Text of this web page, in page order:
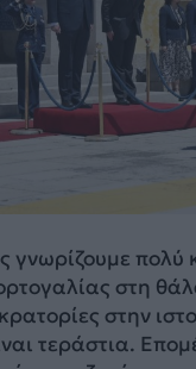
γνωρίζουμε πολύ
στη
στην
τεράστια.